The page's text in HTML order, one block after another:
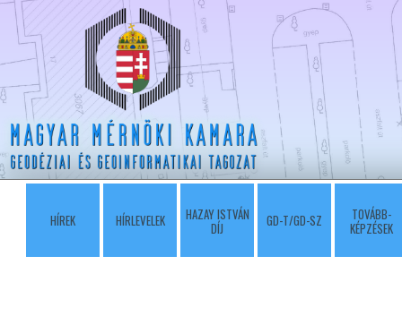
HÍREK HÍRLEVELEK
HAZAY ISTVÁN
DÍJ
GD-T/GD-SZ
TOVÁBB-
KÉPZÉSEK